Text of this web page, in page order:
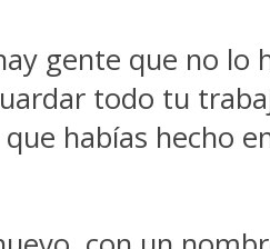
gente que no lo
todo tu
habías hecho